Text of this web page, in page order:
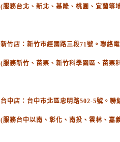
(服務台北、新北、基隆、桃園、宜蘭等
新竹店：新竹市經國路三段71號。聯絡
(服務新竹、苗栗、新竹科學園區、苗栗
台中店：台中市北區忠明路502-5號。聯
(服務台中以南、彰化、南投、雲林、嘉